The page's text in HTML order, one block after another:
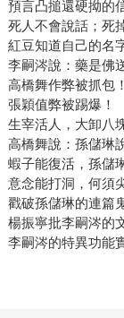
預言凸搥還硬拗的
死人不會說話；死
紅豆知道自己的名
李嗣涔說：藥是佛
高橋舞作弊被抓包！
張穎值弊被踢爆！
生宰活人，大卸八
高橋舞說：孫儲琳
蝦子能復活，孫儲
意念能打洞，何須
戳破孫儲琳的連篇
楊振寧批李嗣涔的
李嗣涔的特異功能